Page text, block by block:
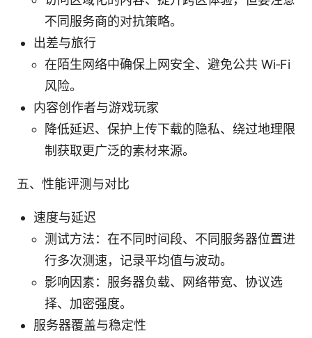
不同服务商的对抗策略。
出差与旅行
在陌生网络中确保上网安全、避免公共 Wi‑Fi
风险。
内容创作者与游戏玩家
降低延迟、保护上传下载的隐私、绕过地理限
制获取更广泛的素材来源。
五、性能评测与对比
速度与延迟
测试方法：在不同时间段、不同服务器位置进
行多次测速，记录平均值与波动。
影响因素：服务器负载、网络带宽、协议选
择、加密强度。
服务器覆盖与稳定性